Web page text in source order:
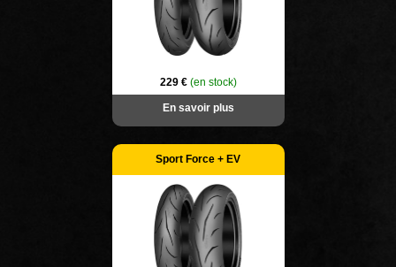
229 € (en stock)
En savoir plus
Sport Force + EV